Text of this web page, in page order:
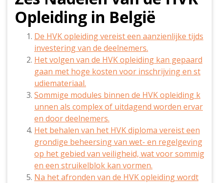
Opleiding in België
De HVK opleiding vereist een aanzienlijke tijds
investering van de deelnemers.
Het volgen van de HVK opleiding kan gepaard
gaan met hoge kosten voor inschrijving en st
udiemateriaal.
Sommige modules binnen de HVK opleiding k
unnen als complex of uitdagend worden ervar
en door deelnemers.
Het behalen van het HVK diploma vereist een
grondige beheersing van wet- en regelgeving
op het gebied van veiligheid, wat voor sommig
en een struikelblok kan vormen.
Na het afronden van de HVK opleiding wordt